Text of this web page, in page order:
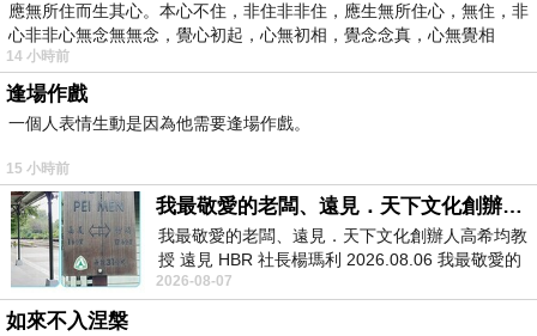
我鍥而不捨地繼續說：「你們長得好漂亮呀，如
果不做鬼臉一定更好看！你看，小弟弟都覺得你
們對他很好，他真的很喜歡你們這對哥哥姊姊，
一直對你們笑喔！」
姊弟的臉色柔軟多了，但顯露出不可置信的神
情。我猜，大概很少有人讚美他們，乘勝追擊
道：「姊姊好棒，會照顧弟弟吃早餐；弟弟也很
應無所住而生其心。本心不住，非住非非住，應生無所住心，無住，非
心非非心無念無無念，覺心初起，心無初相，覺念念真，心無覺相
14 小時前
逢場作戲
一個人表情生動是因為他需要逢場作戲。
15 小時前
我最敬愛的老闆、遠見．天下文化創辦人高希均教授
我最敬愛的老闆、遠見．天下文化創辦人高希均教
授 遠見 HBR 社長楊瑪利 2026.08.06 我最敬愛的
老闆、遠見．天下文化創辦人高希均教
2026-08-07
如來不入涅槃